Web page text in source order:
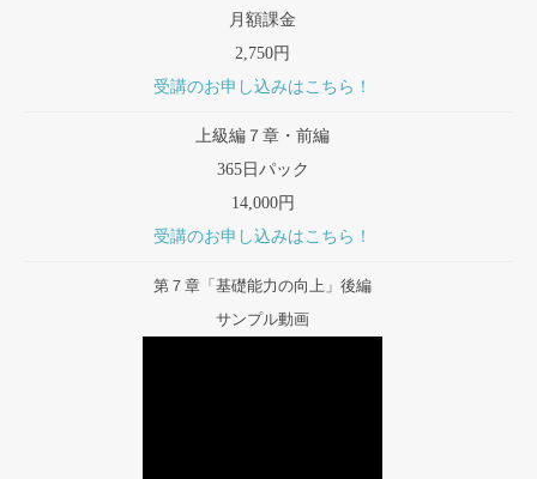
月額課金
2,750円
受講のお申し込みはこちら！
上級編７章・前編
365日パック
14,000円
受講のお申し込みはこちら！
第７章「基礎能力の向上」後編
サンプル動画